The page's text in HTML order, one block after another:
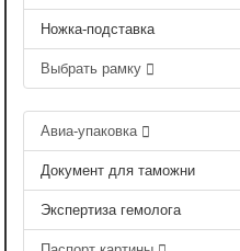
Ножка-подставка
Выбрать рамку
Авиа-упаковка
Документ для таможни
Экспертиза гемолога